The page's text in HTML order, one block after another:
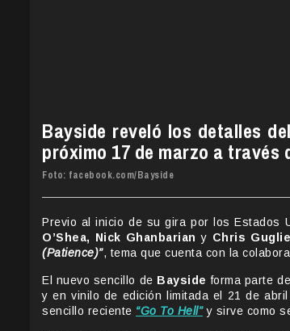
Bayside reveló los detalles
próximo 17 de marzo a través
Foto: facebook.com/Bayside
Previo al inicio de su gira por los Estados
O’Shea, Nick Ghanbarian y Chris
(Patience)”, tema que cuenta con la
El nuevo sencillo de Bayside forma parte
y en vinilo de edición limitada el 21 de
sencillo reciente “Go To Hell”y sirve como